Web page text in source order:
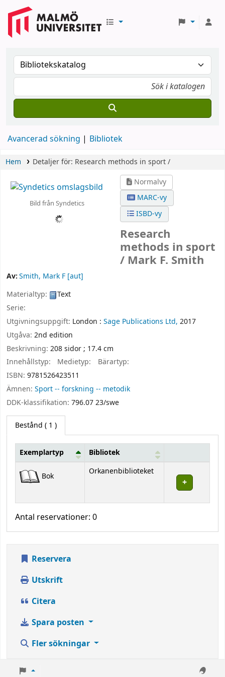
Avancerad sökning Bibliotek
Hem Detaljer för: Research methods in sport /
Bild från Syndetics
Normalvy
MARC-vy
ISBD-vy
Research
methods in sport
/ Mark F. Smith
Av:Smith, Mark F [aut]
Materialtyp:
Text
Serie:
Utgivningsuppgift: London : Sage Publications Ltd, 2017
Utgåva: 2nd edition
Beskrivning: 208 sidor ; 17.4 cm
Innehållstyp:
Medietyp:
Bärartyp:
ISBN: 9781526423511
Ämnen: Sport -- forskning -- metodik
DDK-klassifikation: 796.07 23/swe
Bestånd ( 1 )
Exemplartyp Bibliotek
Bok Orkanenbiblioteket
Antal reservationer: 0
Reservera
Utskrift
Citera
Spara posten
Fler sökningar